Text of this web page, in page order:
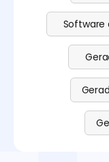
Software